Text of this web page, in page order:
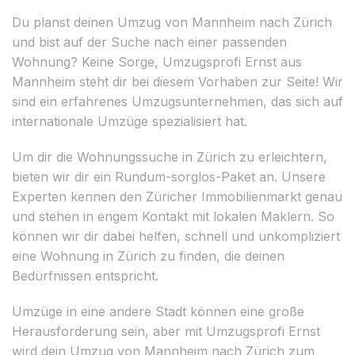
Du planst deinen Umzug von Mannheim nach Zürich
und bist auf der Suche nach einer passenden
Wohnung? Keine Sorge, Umzugsprofi Ernst aus
Mannheim steht dir bei diesem Vorhaben zur Seite! Wir
sind ein erfahrenes Umzugsunternehmen, das sich auf
internationale Umzüge spezialisiert hat.
Um dir die Wohnungssuche in Zürich zu erleichtern,
bieten wir dir ein Rundum-sorglos-Paket an. Unsere
Experten kennen den Züricher Immobilienmarkt genau
und stehen in engem Kontakt mit lokalen Maklern. So
können wir dir dabei helfen, schnell und unkompliziert
eine Wohnung in Zürich zu finden, die deinen
Bedürfnissen entspricht.
Umzüge in eine andere Stadt können eine große
Herausforderung sein, aber mit Umzugsprofi Ernst
wird dein Umzug von Mannheim nach Zürich zum